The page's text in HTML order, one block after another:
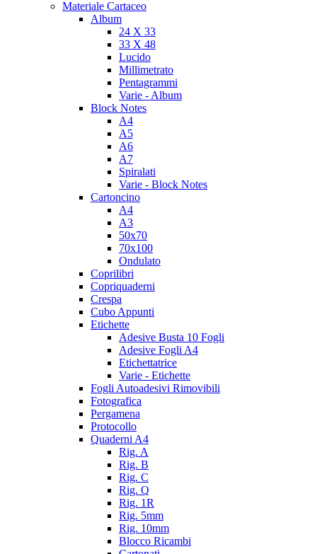
Materiale Cartaceo
Album
24 X 33
33 X 48
Lucido
Millimetrato
Pentagrammi
Varie - Album
Block Notes
A4
A5
A6
A7
Spiralati
Varie - Block Notes
Cartoncino
A4
A3
50x70
70x100
Ondulato
Coprilibri
Copriquaderni
Crespa
Cubo Appunti
Etichette
Adesive Busta 10 Fogli
Adesive Fogli A4
Etichettatrice
Varie - Etichette
Fogli Autoadesivi Rimovibili
Fotografica
Pergamena
Protocollo
Quaderni A4
Rig. A
Rig. B
Rig. C
Rig. Q
Rig. 1R
Rig. 5mm
Rig. 10mm
Blocco Ricambi